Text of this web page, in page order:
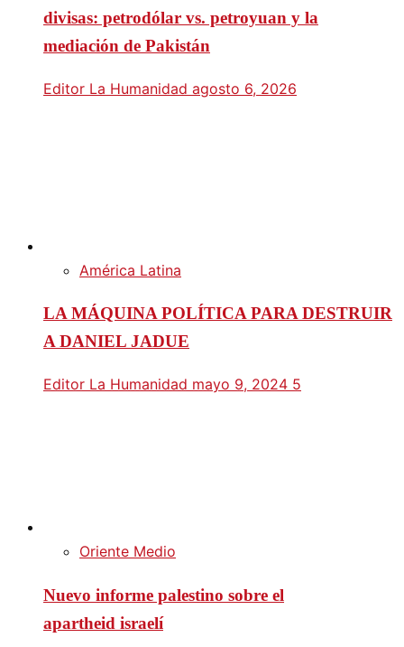
divisas: petrodólar vs. petroyuan y la
mediación de Pakistán
Editor La Humanidad agosto 6, 2026
América Latina
LA MÁQUINA POLÍTICA PARA DESTRUIR
A DANIEL JADUE
Editor La Humanidad mayo 9, 2024 5
Oriente Medio
Nuevo informe palestino sobre el
apartheid israelí